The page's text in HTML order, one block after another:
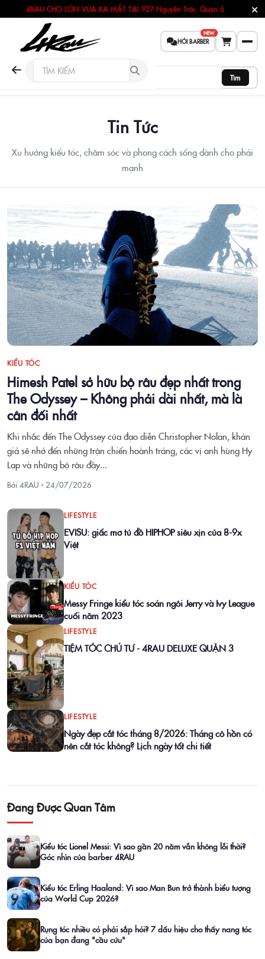
4RAU CHỢ LỚN VỪA RA MẮT TẠI 927 Nguyễn Trãi, Quận 5
HỎI BARBER
NEW
Tìm
Tin Tức
Xu hướng kiểu tóc, chăm sóc và phong cách sống dành cho phái
mạnh
KIỂU TÓC
Himesh Patel sở hữu bộ râu đẹp nhất trong
The Odyssey – Không phải dài nhất, mà là
cân đối nhất
Khi nhắc đến The Odyssey của đạo diễn Christopher Nolan, khán
giả sẽ nhớ đến những trận chiến hoành tráng, các vị anh hùng Hy
Lạp và những bộ râu đầy...
Bởi 4RAU · 24/07/2026
LIFESTYLE
EVISU: giấc mơ tủ đồ HIPHOP siêu xịn của 8-9x
Việt
KIỂU TÓC
Messy Fringe kiểu tóc soán ngôi Jerry và Ivy League
cuối năm 2023
LIFESTYLE
TIỆM TÓC CHÚ TƯ - 4RAU DELUXE QUẬN 3
LIFESTYLE
Ngày đẹp cắt tóc tháng 8/2026: Tháng cô hồn có
nên cắt tóc không? Lịch ngày tốt chi tiết
Đang Được Quan Tâm
Kiểu tóc Lionel Messi: Vì sao gần 20 năm vẫn không lỗi thời?
Góc nhìn của barber 4RAU
Kiểu tóc Erling Haaland: Vì sao Man Bun trở thành biểu tượng
của World Cup 2026?
Rụng tóc nhiều có phải sắp hói? 7 dấu hiệu cho thấy nang tóc
của bạn đang "cầu cứu"